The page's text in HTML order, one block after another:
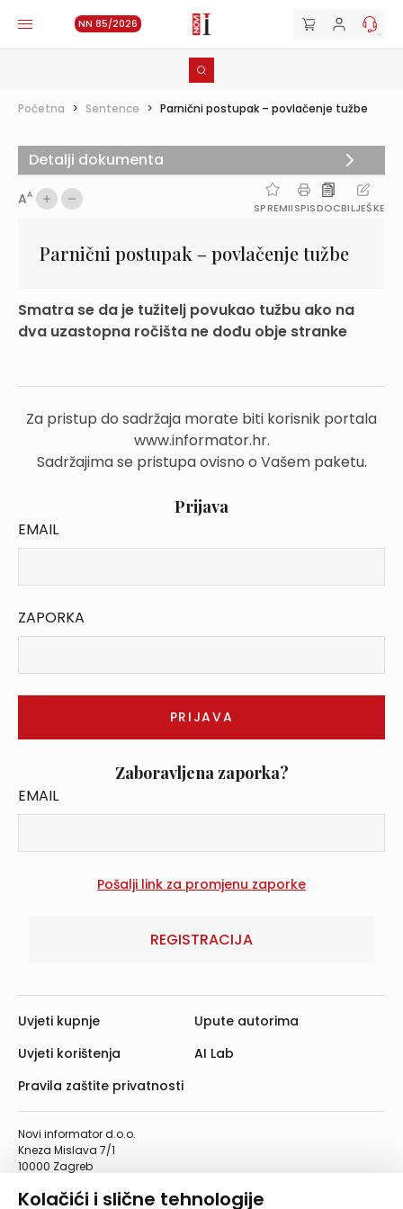
Kolačići i slične tehnologije
NN 85/2026
Početna > Sentence > Parnični postupak – povlačenje tužbe
AA
SPREMIISPISDOCBILJEŠKE
Parnični postupak – povlačenje tužbe
Smatra se da je tužitelj povukao tužbu ako na
dva uzastopna ročišta ne dođu obje stranke
Za pristup do sadržaja morate biti korisnik portala
www.informator.hr.
Sadržajima se pristupa ovisno o Vašem paketu.
Prijava
EMAIL
ZAPORKA
Zaboravljena zaporka?
EMAIL
REGISTRACIJA
Detalji dokumenta
Novi informator d.o.o.
Kneza Mislava 7/1
10000 Zagreb
Telefaks: 01/4612-553
Uvjeti kupnje
Uvjeti korištenja
Pravila zaštite privatnosti
Upute autorima
AI Lab